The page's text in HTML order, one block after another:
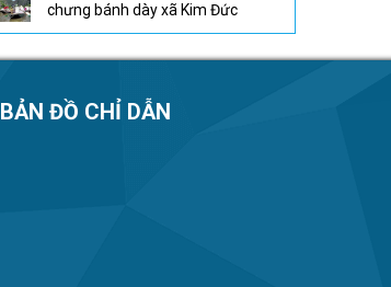
chưng bánh dày xã Kim Đức
BẢN ĐỒ CHỈ DẪN